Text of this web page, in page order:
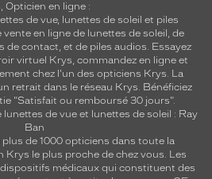
Opticien en ligne :
de vue, lunettes de soleil et piles
vente en ligne de lunettes de soleil, de
de contact, et de piles audios. Essayez
virtuel Krys, commandez en ligne et
chez l'un des opticiens Krys. La
retrait dans le réseau Krys. Bénéficiez
"Satisfait ou remboursé 30 jours".
lunettes de vue et lunettes de soleil : Ray
Ban
plus de 1000 opticiens dans toute la
Krys le plus proche de chez vous. Les
médicaux qui constituent des